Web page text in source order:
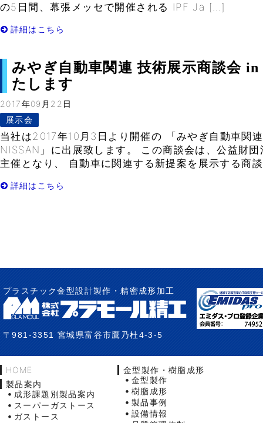
の5日間、幕張メッセで開催される IPF Ja […]
詳細はこちら
みやぎ自動車関連 技術展示商談会
たします
2017年09月22日
展示会
当社は2017年10月3日より開催の 「みやぎ自動車関
NISSAN」に出展致します。 この商談会は、公益財
主催となり、 自動車に関連する新提案を展示する商
詳細はこちら
プラスチック金型設計製作・精密成形加工
〒981-3351 宮城県富谷市鷹乃杜4-3-5
HOME
製品案内
成形課題別製品案内
スーパーガストース
ガストース
金型製作・樹脂成形
金型製作
樹脂成形
製品事例
設備情報